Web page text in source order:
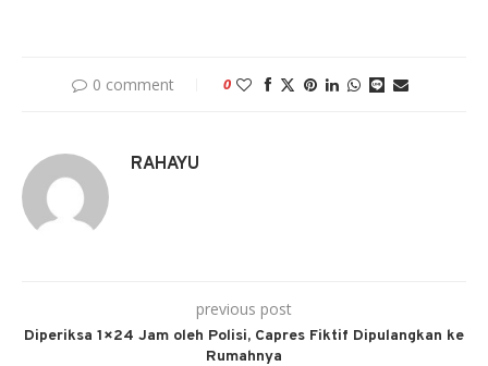
0 comment 0
RAHAYU
previous post
Diperiksa 1×24 Jam oleh Polisi, Capres Fiktif Dipulangkan ke
Rumahnya